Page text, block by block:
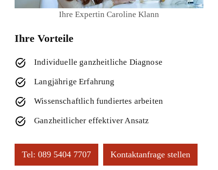
Ihre Expertin Caroline Klann
Ihre Vorteile
Individuelle ganzheitliche Diagnose
Langjährige Erfahrung
Wissenschaftlich fundiertes arbeiten
Ganzheitlicher effektiver Ansatz
Tel: 089 5404 7707 Kontaktanfrage stellen